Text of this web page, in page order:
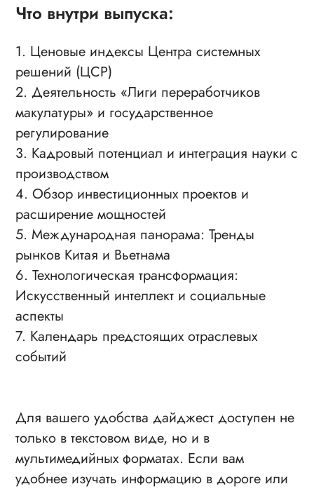
Что внутри выпуска:
1. Ценовые индексы Центра системных
решений (ЦСР)
2.Деятельность «Лиги переработчиков
макулатуры» и государственное
регулирование
3. Кадровый потенциал и интеграция науки с
производством
4.Обзор инвестиционных проектов и
расширение мощностей
5.Международная панорама: Тренды
рынков Китая и Вьетнама
6.Технологическая трансформация:
Искусственный интеллект и социальные
аспекты
7. Календарь предстоящих отраслевых
событий
Для вашего удобства дайджест доступен не
только в текстовом виде, но и в
мультимедийных форматах. Если вам
удобнее изучать информацию в дороге или